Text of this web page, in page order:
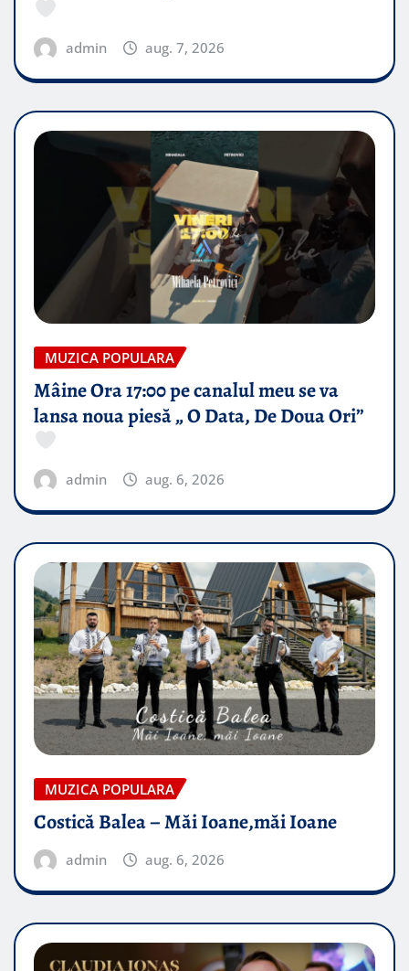
admin aug. 7, 2026
MUZICA POPULARA
Mâine Ora 17:00 pe canalul meu se va
lansa noua piesă „ O Data, De Doua Ori”
admin aug. 6, 2026
MUZICA POPULARA
Costică Balea – Măi Ioane,măi Ioane
admin aug. 6, 2026